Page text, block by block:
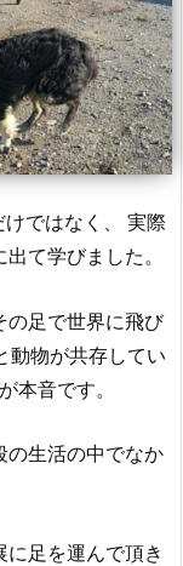
ではなく、 実際
て学びました。
の足で世界に飛び
動物が共存してい
本音です。
の生活の中でなか
足を運んで頂き